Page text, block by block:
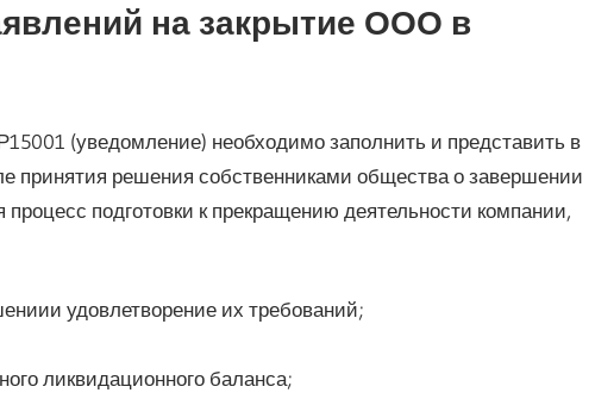
на закрытие ООО в
(уведомление) необходимо заполнить и представить в
принятия решения собственниками общества о завершении
подготовки к прекращению деятельности компании,
удовлетворение их требований;
ликвидационного баланса;